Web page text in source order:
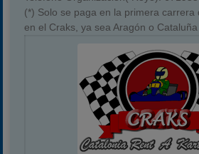
(*) Solo se paga en la primera carrera
en el Craks, ya sea Aragón o Cataluña